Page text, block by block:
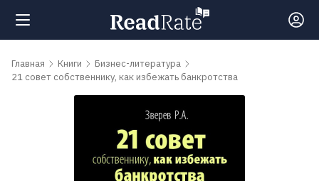
Поиск
Главная Книги
Бизнес-литература
21 совет собственнику, как избежать банкротства